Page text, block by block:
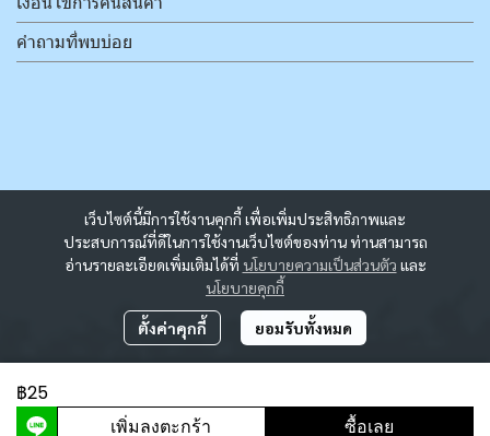
฿25
เพิ่มลงตะกร้า ซื้อเลย
เว็บไซต์นี้มีการใช้งานคุกกี้ เพื่อเพิ่มประสิทธิภาพและ
ประสบการณ์ที่ดีในการใช้งานเว็บไซต์ของท่าน ท่านสามารถ
อ่านรายละเอียดเพิ่มเติมได้ที่ นโยบายความเป็นส่วนตัว และ
นโยบายคุกกี้
ตั้งค่าคุกกี้ ยอมรับทั้งหมด
คำถามที่พบบ่อย
ผู้เข้าชมวันนี้2,179